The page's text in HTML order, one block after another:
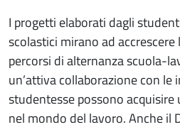
I progetti elaborati dagli
scolastici mirano ad
percorsi di alternanza scuola-
un’attiva collaborazione con le
studentesse possono acquisire
nel mondo del lavoro. Anche il